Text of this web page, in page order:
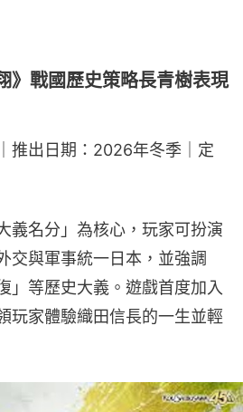
》戰國歷史策略長青樹表現
推出日期：2026年冬季｜定
義名分」為核心，玩家可扮演
交與軍事統一日本，並強調
」等歷史大義。遊戲首度加入
玩家體驗織田信長的一生並輕